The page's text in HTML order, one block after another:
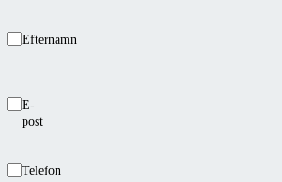
Efternamn
E-
post
Telefon